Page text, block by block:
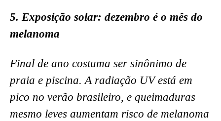
5. Exposição solar: dezembro é o mês do
melanoma
Final de ano costuma ser sinônimo de
praia e piscina. A radiação UV está em
pico no verão brasileiro, e queimaduras
mesmo leves aumentam risco de melanoma